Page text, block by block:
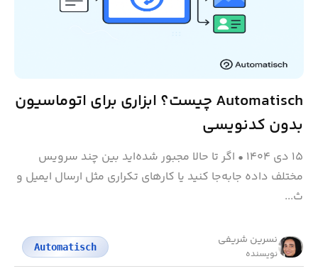
Automatisch چیست؟ ابزاری برای اتوماسیون
بدون کدنویسی
۱۵ دی ۱۴۰۴ • اگر تا حالا مجبور شده‌اید بین چند سرویس
مختلف داده جابه‌جا کنید یا کارهای تکراری مثل ارسال ایمیل و
ث...
نسرین شریفی
نویسنده
Automatisch